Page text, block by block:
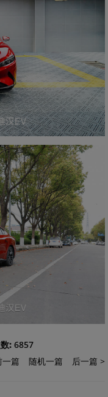
:6857
一篇
随机一篇 后一篇 >